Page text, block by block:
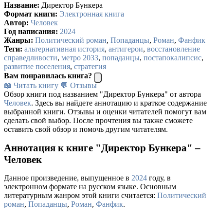
Название: Директор Бункера
Формат книги: Электронная книга
Автор: Человек
Год написания: 2024
Жанры: Политический роман, Попаданцы, Роман, Фанфик
Теги: альтернативная история, антигерои, восстановление
справедливости, метро 2033, попаданцы, постапокалипсис,
развитие поселения, стратегия
Вам понравилась книга?
📖 Читать книгу 💬 Отзывы
Обзор книги под названием "Директор Бункера" от автора
Человек. Здесь вы найдете аннотацию и краткое содержание
выбранной книги. Отзывы и оценки читателей помогут вам
сделать свой выбор. После прочтения вы также сможете
оставить свой обзор и помочь другим читателям.
Аннотация к книге "Директор Бункера" –
Человек
Данное произведение, выпущенное в 2024 году, в
электронном формате на русском языке. Основным
литературным жанром этой книги считается: Политический
роман, Попаданцы, Роман, Фанфик.